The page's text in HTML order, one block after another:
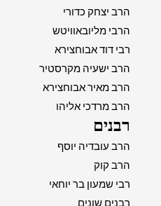
הרב יצחק כדורי
הרבי מליובאוויטש
רבי דוד אבוחצירא
הרב ישעיה מקרסטיר
הרב מאיר אבוחצירא
הרב מרדכי אליהו
רבנים
הרב עובדיה יוסף
הרב קוק
רבי שמעון בר יוחאי
רבנים שונים